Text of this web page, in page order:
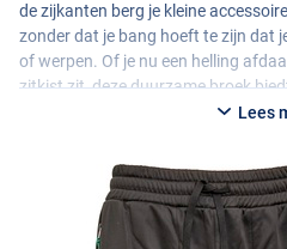
de zijkanten berg je kleine
zonder dat je bang hoeft te zijn dat
of werpen. Of je nu een helling
zitkist zit, deze duurzame broek
het comfort dat je van SensasLees